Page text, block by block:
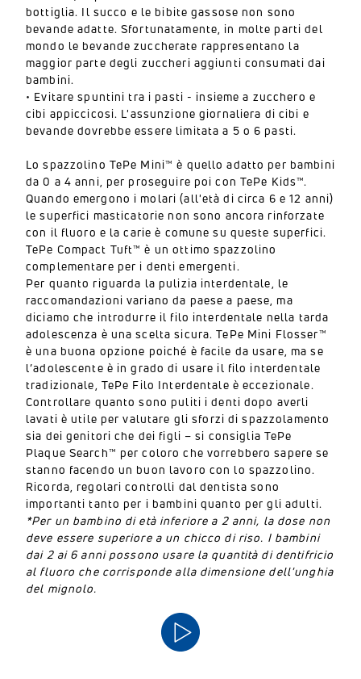
bottiglia. Il succo e le bibite gassose non sono
bevande adatte. Sfortunatamente, in molte parti del
mondo le bevande zuccherate rappresentano la
maggior parte degli zuccheri aggiunti consumati dai
bambini.
• Evitare spuntini tra i pasti - insieme a zucchero e
cibi appiccicosi. L'assunzione giornaliera di cibi e
bevande dovrebbe essere limitata a 5 o 6 pasti.
Lo spazzolino TePe Mini™ è quello adatto per bambini
da 0 a 4 anni, per proseguire poi con TePe Kids™.
Quando emergono i molari (all'età di circa 6 e 12 anni)
le superfici masticatorie non sono ancora rinforzate
con il fluoro e la carie è comune su queste superfici.
TePe Compact Tuft™ è un ottimo spazzolino
complementare per i denti emergenti.
Per quanto riguarda la pulizia interdentale, le
raccomandazioni variano da paese a paese, ma
diciamo che introdurre il filo interdentale nella tarda
adolescenza è una scelta sicura. TePe Mini Flosser™
è una buona opzione poiché è facile da usare, ma se
l’adolescente è in grado di usare il filo interdentale
tradizionale, TePe Filo Interdentale è eccezionale.
Controllare quanto sono puliti i denti dopo averli
lavati è utile per valutare gli sforzi di spazzolamento
sia dei genitori che dei figli – si consiglia TePe
Plaque Search™ per coloro che vorrebbero sapere se
stanno facendo un buon lavoro con lo spazzolino.
Ricorda, regolari controlli dal dentista sono
importanti tanto per i bambini quanto per gli adulti.
*Per un bambino di età inferiore a 2 anni, la dose non
deve essere superiore a un chicco di riso. I bambini
dai 2 ai 6 anni possono usare la quantità di dentifricio
al fluoro che corrisponde alla dimensione dell'unghia
del mignolo.